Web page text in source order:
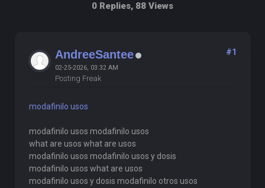
0 Replies, 88 Views
AndreeSantee
02-25-2026, 03:32 AM
Posting Freak
#1
modafinilo usos
modafinilo usos modafinilo usos
what are usos what are usos
modafinilo usos modafinilo usos y dosis
modafinilo usos what are usos
modafinilo usos y dosis modafinilo otros usos